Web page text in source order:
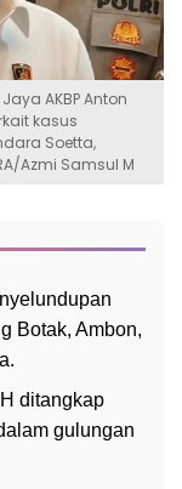
AKBP Anton
kasus
Soetta,
Azmi Samsul M
Botak, Ambon,
ditangkap
gulungan